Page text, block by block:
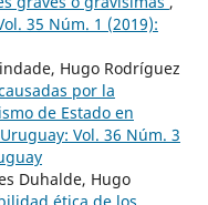
35 Núm. 1 (2019):
Hugo Rodríguez
por la
de Estado en
Vol. 36 Núm. 3
Duhalde, Hugo
ética de los